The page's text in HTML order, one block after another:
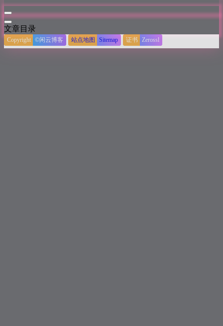
文章目录
Copyright ©闲云博客 站点地图 Sitemap 证书 Zerossl